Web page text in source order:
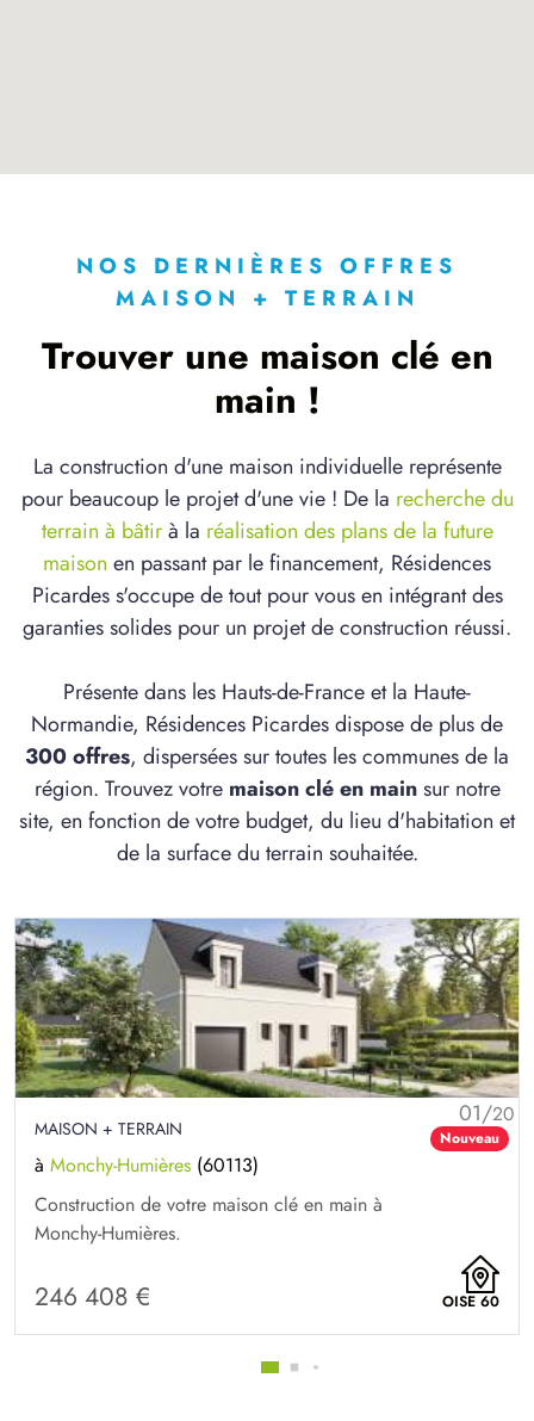
NOS DERNIÈRES OFFRES
MAISON + TERRAIN
Trouver une maison clé en
main !
La construction d'une maison individuelle représente
pour beaucoup le projet d'une vie ! De la recherche du
terrain à bâtirà la réalisation des plans de la future
maison en passant par le financement, Résidences
Picardes s'occupe de tout pour vous en intégrant des
garanties solides pour un projet de construction réussi.
Présente dans les Hauts-de-France et la Haute-
Normandie, Résidences Picardes dispose de plus de
300 offres, dispersées sur toutes les communes de la
région. Trouvez votre maison clé en mainsur notre
site, en fonction de votre budget, du lieu d'habitation et
de la surface du terrain souhaitée.
01/20
Nouveau
MAISON + TERRAIN
à Monchy-Humières (60113)
Construction de votre maison clé en main à
Monchy-Humières.
246 408 € OISE 60